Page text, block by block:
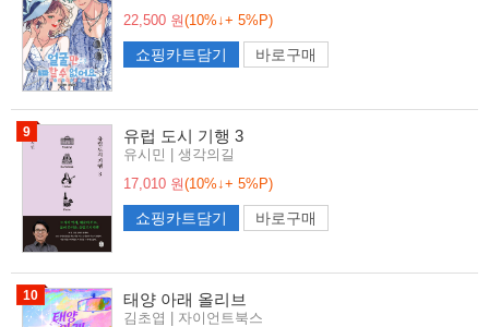
22,500 원(10%↓+ 5%P)
쇼핑카트담기 바로구매
9 유럽 도시 기행 3
유시민 | 생각의길
17,010 원(10%↓+ 5%P)
쇼핑카트담기 바로구매
10 태양 아래 올리브
김초엽 | 자이언트북스